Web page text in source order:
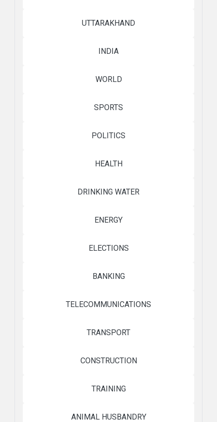
UTTARAKHAND
INDIA
WORLD
SPORTS
POLITICS
HEALTH
DRINKING WATER
ENERGY
ELECTIONS
BANKING
TELECOMMUNICATIONS
TRANSPORT
CONSTRUCTION
TRAINING
ANIMAL HUSBANDRY